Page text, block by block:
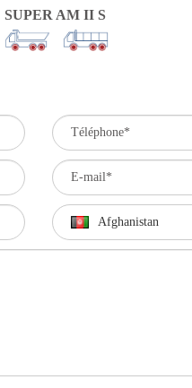
SUPER AM II S
Afghanistan